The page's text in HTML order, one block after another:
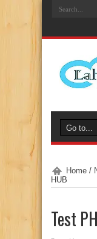
Home /
HUB
Test